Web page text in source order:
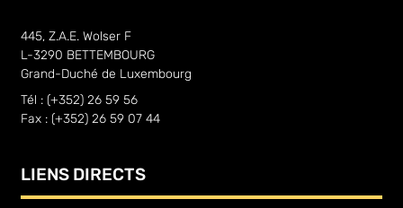
445, Z.A.E. Wolser F
L-3290 BETTEMBOURG
Grand-Duché de Luxembourg
Tél : (+352) 26 59 56
Fax : (+352) 26 59 07 44
LIENS DIRECTS